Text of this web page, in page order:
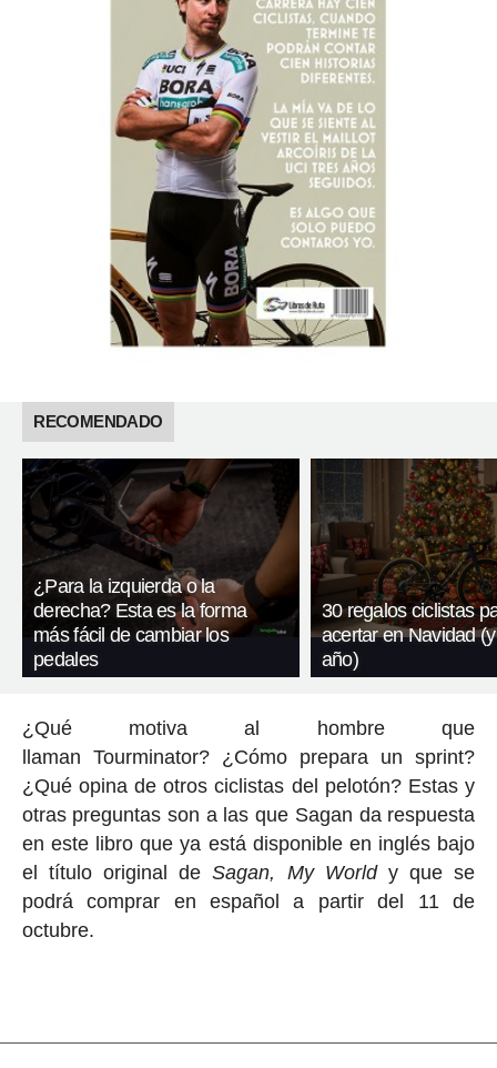
RECOMENDADO
¿Para la izquierda o la
derecha? Esta es la forma
más fácil de cambiar los
pedales
30 regalos ciclistas
acertar en Navidad
año)
¿Qué motiva al hombre que
llaman Tourminator? ¿Cómo prepara un sprint?
¿Qué opina de otros ciclistas del pelotón? Estas y
otras preguntas son a las que Sagan da respuesta
en este libro que ya está disponible en inglés bajo
el título original deSagan, My World y que se
podrá comprar en español a partir del 11 de
octubre.